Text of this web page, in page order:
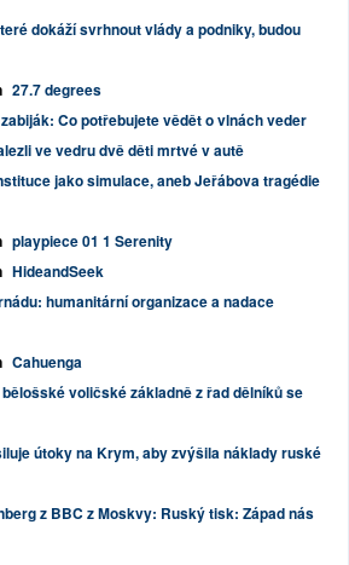
dokáží svrhnout vlády a podniky, budou
27.7 degrees
Co potřebujete vědět o vlnách veder
ve vedru dvě děti mrtvé v autě
jako simulace, aneb Jeřábova tragédie
playpiece 01 1 Serenity
HideandSeek
humanitární organizace a nadace
Cahuenga
voličské základně z řad dělníků se
útoky na Krym, aby zvýšila náklady ruské
z BBC z Moskvy: Ruský tisk: Západ nás